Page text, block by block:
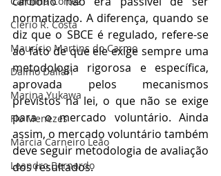
Clério R. Costa
Maurício Martins do Carmo
Dalmo Dallari
Marina Yukawa
Flo Menezes
Márcia Carneiro Leão
Leandro Bernardo
normatizado. A diferença, quando se
diz que o SBCE é regulado, refere-se
ao fato de que ele exige sempre uma
metodologia rigorosa e específica,
aprovada pelos mecanismos
previstos na lei, o que não se exige
para o mercado voluntário. Ainda
assim, o mercado voluntário também
deve seguir metodologia de avaliação
dos resultados.